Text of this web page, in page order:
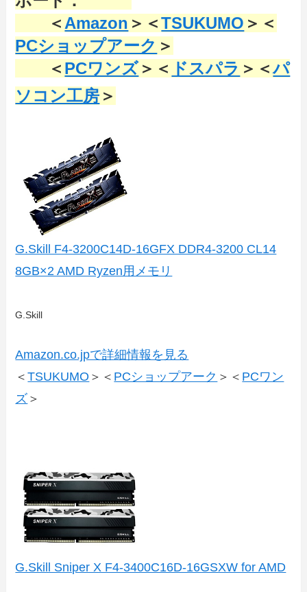
＜ Amazon ＞＜TSUKUMO ＞＜
PCショップアーク ＞
＜ PCワンズ＞＜ ドスパラ ＞＜パ
ソコン工房 ＞
G.Skill F4-3200C14D-16GFX DDR4-3200 CL14
8GB×2 AMD Ryzen用メモリ
G.Skill
Amazon.co.jpで詳細情報を見る
＜TSUKUMO ＞＜ PCショップアーク ＞＜ PCワン
ズ ＞
G.Skill Sniper X F4-3400C16D-16GSXW for AMD